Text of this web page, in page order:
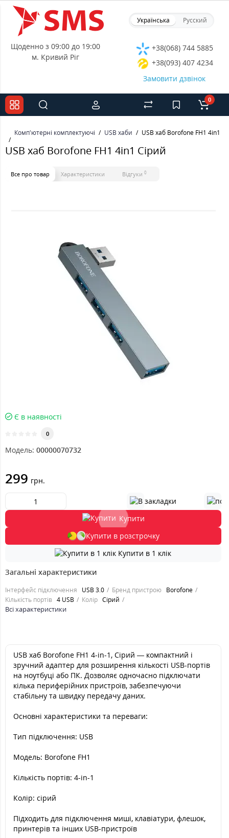
Українська Русский
Щоденно з 09:00 до 19:00
м. Кривий Ріг
+38(068) 744 5885
+38(093) 407 4234
Замовити дзвінок
0
Комп'ютерні комплектуючі USB хаби USB хаб Borofone FH1 4in1
USB хаб Borofone FH1 4in1 Сірий
Все про товар Характеристики Відгуки 0
Є в наявності
0
Модель: 00000070732
299 грн.
Купити
Купити в розстрочку
Купити в 1 клік
Загальні характеристики
Інтерфейс підключення USB 3.0 Бренд пристрою Borofone
Кількість портів 4 USB Колір Сірий
Всі характеристики
USB хаб Borofone FH1 4-in-1, Сірий — компактний і
зручний адаптер для розширення кількості USB-портів
на ноутбуці або ПК. Дозволяє одночасно підключати
кілька периферійних пристроїв, забезпечуючи
стабільну та швидку передачу даних.
Основні характеристики та переваги:
Тип підключення: USB
Модель: Borofone FH1
Кількість портів: 4-in-1
Колір: сірий
Підходить для підключення миші, клавіатури, флешок,
принтерів та інших USB-пристроїв